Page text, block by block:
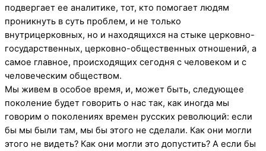
подвергает ее аналитике, тот, кто помогает людям
проникнуть в суть проблем, и не только
внутрицерковных, но и находящихся на стыке церковно-
государственных, церковно-общественных отношений, а
самое главное, происходящих сегодня с человеком и с
человеческим обществом.
Мы живем в особое время, и, может быть, следующее
поколение будет говорить о нас так, как иногда мы
говорим о поколениях времен русских революций: если
бы мы были там, мы бы этого не сделали. Как они могли
этого не видеть? Как они могли это допустить? А если бы